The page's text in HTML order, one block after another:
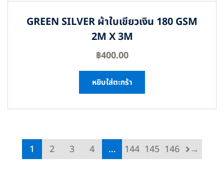
GREEN SILVER ผ้าใบเขียวเงิน 180 GSM
2M X 3M
฿400.00
หยิบใส่ตะกร้า
1 2 3 4 … 144 145 146 →